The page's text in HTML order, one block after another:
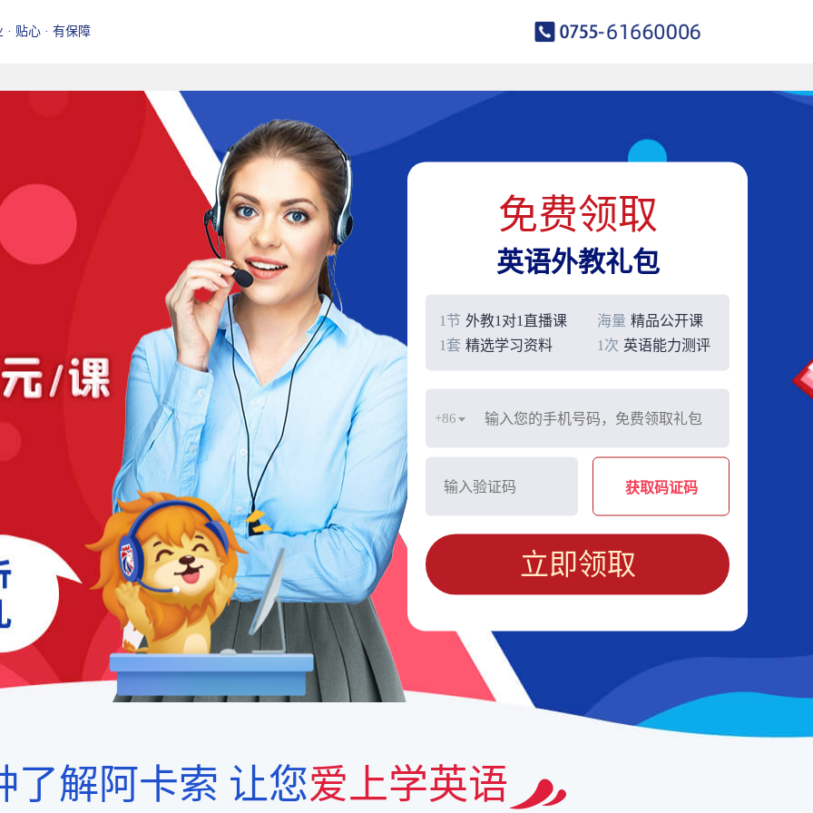
· 贴心 · 有保障
免费领取
英语外教礼包
1节 外教1对1直播课 海量 精品公开课
1套 精选学习资料 1次 英语能力测评
+86
获取码证码
立即领取
了解阿卡索 让您爱上学英语